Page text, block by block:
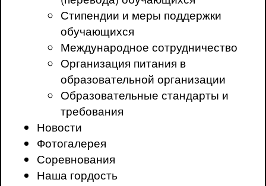
Стипендии и меры поддержки
обучающихся
Международное сотрудничество
Организация питания в
образовательной организации
Образовательные стандарты и
требования
Новости
Фотогалерея
Соревнования
Наша гордость